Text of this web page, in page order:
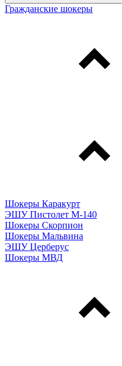
Гражданские шокеры
Шокеры Каракурт
ЭШУ Пистолет М-140
Шокеры Скорпион
Шокеры Мальвина
ЭШУ Церберус
Шокеры МВД